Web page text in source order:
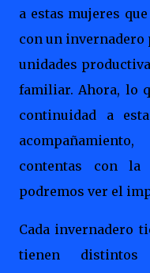
a estas mujeres
con un invernadero
unidades
familiar. Ahora, lo
continuidad a
contentas con la
podremos ver el
Cada invernadero
tienen